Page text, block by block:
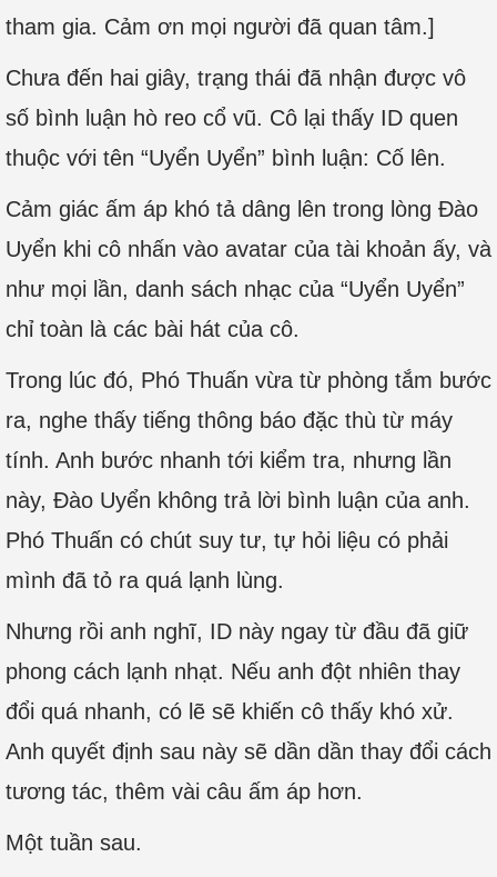
tham gia. Cảm ơn mọi người đã quan tâm.]
Chưa đến hai giây, trạng thái đã nhận được vô
số bình luận hò reo cổ vũ. Cô lại thấy ID quen
thuộc với tên “Uyển Uyển” bình luận: Cố lên.
Cảm giác ấm áp khó tả dâng lên trong lòng Đào
Uyển khi cô nhấn vào avatar của tài khoản ấy, và
như mọi lần, danh sách nhạc của “Uyển Uyển”
chỉ toàn là các bài hát của cô.
Trong lúc đó, Phó Thuấn vừa từ phòng tắm bước
ra, nghe thấy tiếng thông báo đặc thù từ máy
tính. Anh bước nhanh tới kiểm tra, nhưng lần
này, Đào Uyển không trả lời bình luận của anh.
Phó Thuấn có chút suy tư, tự hỏi liệu có phải
mình đã tỏ ra quá lạnh lùng.
Nhưng rồi anh nghĩ, ID này ngay từ đầu đã giữ
phong cách lạnh nhạt. Nếu anh đột nhiên thay
đổi quá nhanh, có lẽ sẽ khiến cô thấy khó xử.
Anh quyết định sau này sẽ dần dần thay đổi cách
tương tác, thêm vài câu ấm áp hơn.
Một tuần sau.